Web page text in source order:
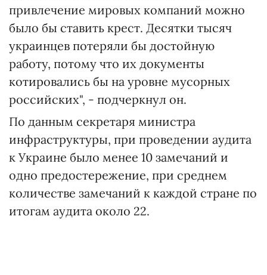
привлечение мировых компаний можно
было бы ставить крест. Десятки тысяч
украинцев потеряли бы достойную
работу, потому что их документы
котировались бы на уровне мусорных
российских", - подчеркнул он.
По данным секретаря министра
инфраструктуры, при проведении аудита
к Украине было менее 10 замечаний и
одно предостережение, при среднем
количестве замечаний к каждой стране по
итогам аудита около 22.